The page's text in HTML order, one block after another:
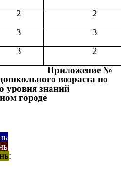
2
2
3
3
3
2
Приложение №
возраста по
уровня знаний
городе
: